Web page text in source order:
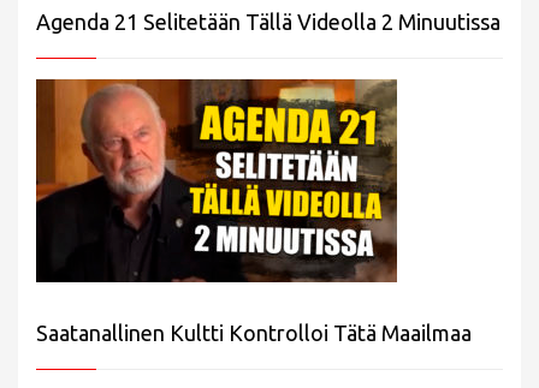
Agenda 21 Selitetään Tällä Videolla 2 Minuutissa
Saatanallinen Kultti Kontrolloi Tätä Maailmaa